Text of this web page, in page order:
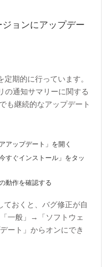
ョンにアップデー
期的に行っています。
の通知サマリーに関する
も継続的なアップデート
アップデート」を開く
すぐインストール」をタッ
動作を確認する
ておくと、バグ修正が自
一般」→「ソフトウェ
ート」からオンにでき